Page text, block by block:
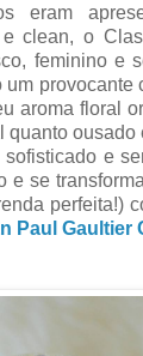
eram
e clean, o
feminino e
provocante
aroma floral
quanto ousado
e
e se
perfeita!)
Paul Gaultier